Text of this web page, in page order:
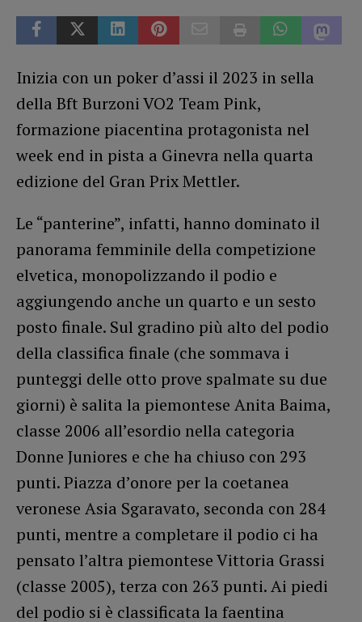
Inizia con un poker d’assi il 2023 in sella
della Bft Burzoni VO2 Team Pink,
formazione piacentina protagonista nel
week end in pista a Ginevra nella quarta
edizione del Gran Prix Mettler.
Le “panterine”, infatti, hanno dominato il
panorama femminile della competizione
elvetica, monopolizzando il podio e
aggiungendo anche un quarto e un sesto
posto finale. Sul gradino più alto del podio
della classifica finale (che sommava i
punteggi delle otto prove spalmate su due
giorni) è salita la piemontese Anita Baima,
classe 2006 all’esordio nella categoria
Donne Juniores e che ha chiuso con 293
punti. Piazza d’onore per la coetanea
veronese Asia Sgaravato, seconda con 284
punti, mentre a completare il podio ci ha
pensato l’altra piemontese Vittoria Grassi
(classe 2005), terza con 263 punti. Ai piedi
del podio si è classificata la faentina